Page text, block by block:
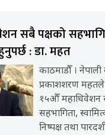
सबै पक्षको
: डा. महत
काठमाडौँ । नेपाली
प्रकाशशरण महतले
१५औँ महाधिवेशन
सहभागिता,
निष्पक्ष तथा